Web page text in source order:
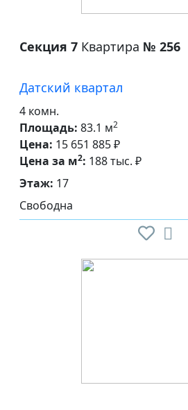
Секция 7 Квартира № 256
Датский квартал
4 комн.
Площадь: 83.1 м2
Цена: 15 651 885 ₽
Цена за м2: 188 тыс. ₽
Этаж: 17
Свободна